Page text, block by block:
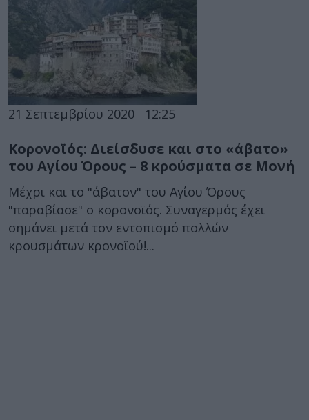
21 Σεπτεμβρίου 2020 12:25
Κορονοϊός: Διείσδυσε και στο «άβατο»
του Αγίου Όρους – 8 κρούσματα σε Μονή
Μέχρι και το "άβατον" του Αγίου Όρους
"παραβίασε" ο κορονοϊός. Συναγερμός έχει
σημάνει μετά τον εντοπισμό πολλών
κρουσμάτων κρονοϊού!...